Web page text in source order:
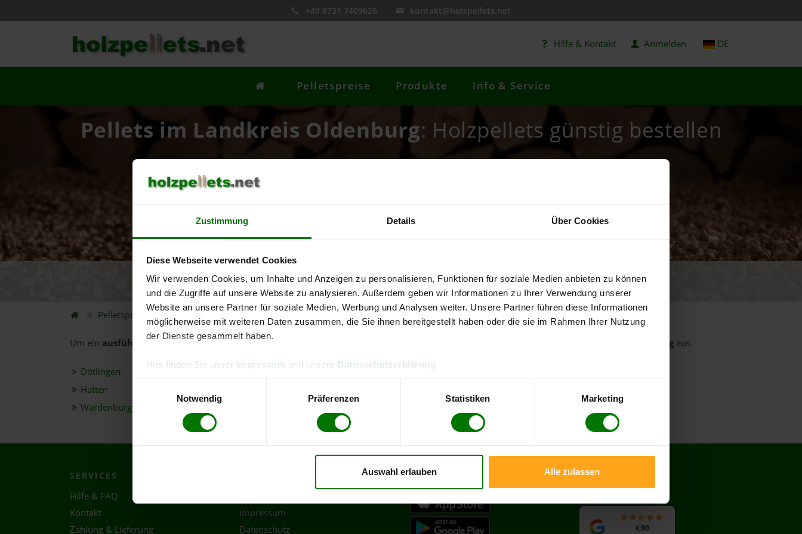
Zustimmung Details Über Cookies
Diese Webseite verwendet Cookies
Wir verwenden Cookies, um Inhalte und Anzeigen zu personalisieren, Funktionen für soziale Medien anbieten zu können
und die Zugriffe auf unsere Website zu analysieren. Außerdem geben wir Informationen zu Ihrer Verwendung unserer
Website an unsere Partner für soziale Medien, Werbung und Analysen weiter. Unsere Partner führen diese Informationen
möglicherweise mit weiteren Daten zusammen, die Sie ihnen bereitgestellt haben oder die sie im Rahmen Ihrer Nutzung
der Dienste gesammelt haben.
Hier finden Sie unser Impressum und unsere Datenschutzerklärung
Notwendig
Präferenzen Statistiken Marketing
Auswahl erlauben Alle zulassen
+49 8731 7409626 kontakt@holzpellets.net
Hilfe & Kontakt Anmelden DE
Pelletspreise Produkte Info & Service
Pellets im Landkreis Oldenburg: Holzpellets günstig bestellen
4,93 von 5
4,90 von 5
Pelletspreise Bundesland Niedersachsen Landkreis Oldenburg
Um ein ausführliches Preisangebotund nähere Pellets-Informationen Oldenburg aus.
Dötlingen
Hatten
Wardenburg
SERVICES
Hilfe & FAQ
Kontakt
Zahlung & Lieferung
Impressum
Datenschutz
HOLZ BEWERTUNGEN
4,90